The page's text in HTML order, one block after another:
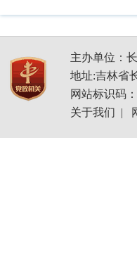
主办单位：
地址:吉林省
网站标识码
关于我们 |